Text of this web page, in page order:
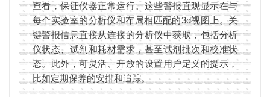
查看，保证仪器正常运行。这些警报直观显示在与
每个实验室的分析仪和布局相匹配的3d视图上。关
键警报信息直接从连接的分析仪中获取，包括分析
仪状态、试剂和耗材需求，甚至试剂批次和校准状
态。此外，可灵活、开放的设置用户定义的提示，
比如定期保养的安排和追踪。